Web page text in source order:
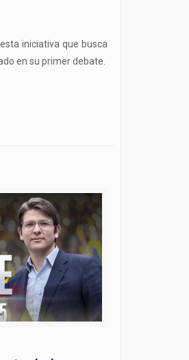
iniciativa que busca
en su primer debate.